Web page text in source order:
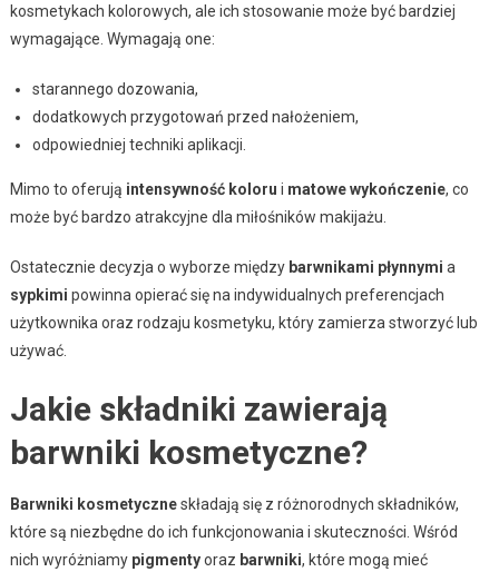
kosmetykach kolorowych, ale ich stosowanie może być bardziej
wymagające. Wymagają one:
starannego dozowania,
dodatkowych przygotowań przed nałożeniem,
odpowiedniej techniki aplikacji.
Mimo to oferują intensywność koloru i matowe wykończenie, co
może być bardzo atrakcyjne dla miłośników makijażu.
Ostatecznie decyzja o wyborze między barwnikami płynnymi a
sypkimi powinna opierać się na indywidualnych preferencjach
użytkownika oraz rodzaju kosmetyku, który zamierza stworzyć lub
używać.
Jakie składniki zawierają
barwniki kosmetyczne?
Barwniki kosmetyczneskładają się z różnorodnych składników,
które są niezbędne do ich funkcjonowania i skuteczności. Wśród
nich wyróżniamy pigmentyoraz barwniki, które mogą mieć